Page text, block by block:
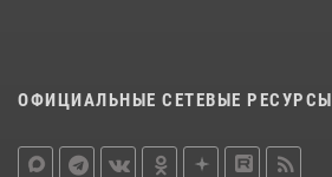
ОФИЦИАЛЬНЫЕ СЕТЕВЫЕ РЕСУРСЫ